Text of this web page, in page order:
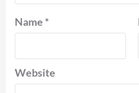
Name *
Website